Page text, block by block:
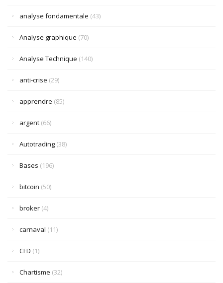
analyse fondamentale (43)
Analyse graphique (70)
Analyse Technique (140)
anti-crise (29)
apprendre (85)
argent (66)
Autotrading (38)
Bases (196)
bitcoin (50)
broker (4)
carnaval (11)
CFD (1)
Chartisme (32)